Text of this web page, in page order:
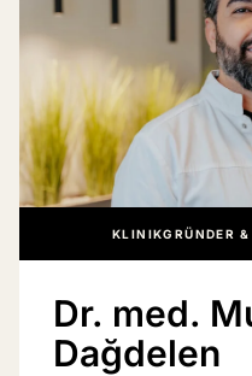
KLINIKGRÜNDER
Dr. med.
Dağdelen